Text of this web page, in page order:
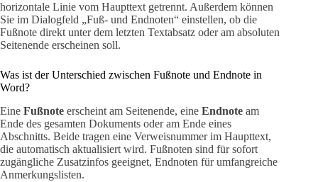
horizontale Linie vom Haupttext getrennt. Außerdem können
Sie im Dialogfeld „Fuß- und Endnoten“ einstellen, ob die
Fußnote direkt unter dem letzten Textabsatz oder am absoluten
Seitenende erscheinen soll.
Was ist der Unterschied zwischen Fußnote und Endnote in
Word?
Eine Fußnote erscheint am Seitenende, eine Endnote am
Ende des gesamten Dokuments oder am Ende eines
Abschnitts. Beide tragen eine Verweisnummer im Haupttext,
die automatisch aktualisiert wird. Fußnoten sind für sofort
zugängliche Zusatzinfos geeignet, Endnoten für umfangreiche
Anmerkungslisten.